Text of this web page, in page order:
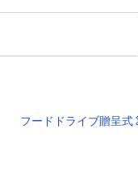
フードドライブ贈呈式